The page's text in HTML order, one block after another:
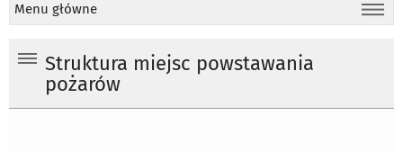
Menu główne
Struktura miejsc powstawania
pożarów